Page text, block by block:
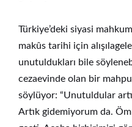
Türkiye’deki siyasi
makûs tarihi için
unutuldukları bile
cezaevinde olan bir
söylüyor: “Unutuldular
Artık gidemiyorum da.